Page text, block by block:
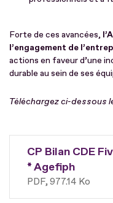
Forte de ces avancées,
l’engagement de
actions en faveur d’une
durable au sein de ses
Téléchargez ci-dessous
CP Bilan CDE
* Agefiph
PDF 977.14 Ko